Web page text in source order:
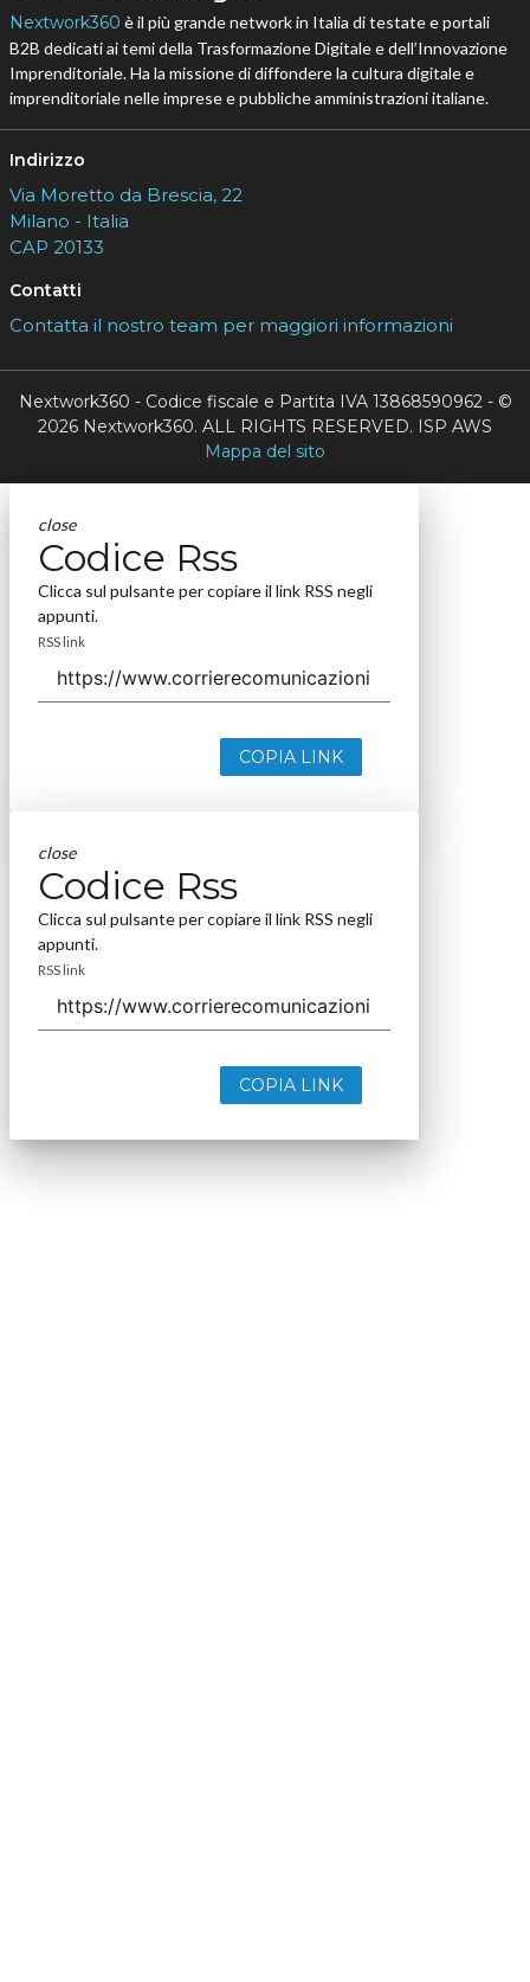
Nextwork360 è il più grande network in Italia di testate e portali
B2B dedicati ai temi della Trasformazione Digitale e dell’Innovazione
Imprenditoriale. Ha la missione di diffondere la cultura digitale e
imprenditoriale nelle imprese e pubbliche amministrazioni italiane.
Indirizzo
Via Moretto da Brescia, 22
Milano - Italia
CAP 20133
Contatti
Contatta il nostro team per maggiori informazioni
Nextwork360 - Codice fiscale e Partita IVA 13868590962 - ©
2026 Nextwork360. ALL RIGHTS RESERVED. ISP AWS
Mappa del sito
close
Codice Rss
Clicca sul pulsante per copiare il link RSS negli
appunti.
RSS link
COPIA LINK
close
Codice Rss
Clicca sul pulsante per copiare il link RSS negli
appunti.
RSS link
COPIA LINK